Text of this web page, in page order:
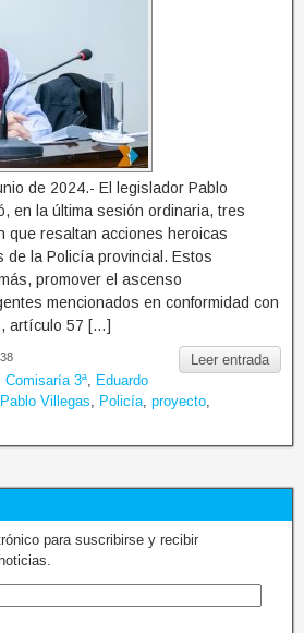
de 2024.- El legislador Pablo
en la última sesión ordinaria, tres
que resaltan acciones heroicas
de la Policía provincial. Estos
promover el ascenso
mencionados en conformidad con
artículo 57 […]
Leer entrada
Comisaría 3ª
Eduardo
Pablo Villegas Policía proyecto
para suscribirse y recibir